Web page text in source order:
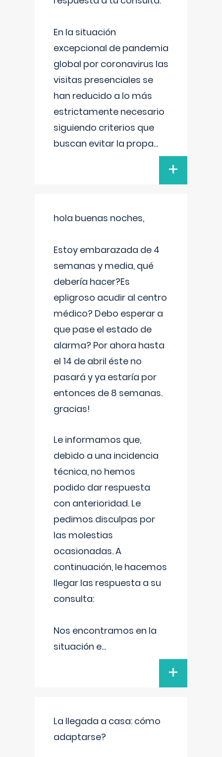
En la situación
excepcional de pandemia
global por coronavirus las
visitas presenciales se
han reducido a lo más
estrictamente necesario
siguiendo criterios que
buscan evitar la propa...
+
hola buenas noches,
Estoy embarazada de 4
semanas y media, qué
debería hacer?Es
epligroso acudir al centro
médico? Debo esperar a
que pase el estado de
alarma? Por ahora hasta
el 14 de abril éste no
pasará y ya estaría por
entonces de 8 semanas.
gracias!
Le informamos que,
debido a una incidencia
técnica, no hemos
podido dar respuesta
con anterioridad. Le
pedimos disculpas por
las molestias
ocasionadas. A
continuación, le hacemos
llegar las respuesta a su
consulta:
Nos encontramos en la
situación e...
+
La llegada a casa: cómo
adaptarse?